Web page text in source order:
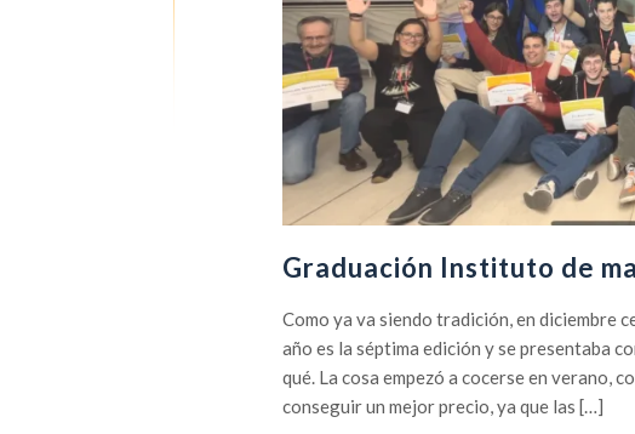
Graduación Instituto de
Como ya va siendo tradición, en diciembre
año es la séptima edición y se presentaba
qué. La cosa empezó a cocerse en verano,
conseguir un mejor precio, ya que las […]